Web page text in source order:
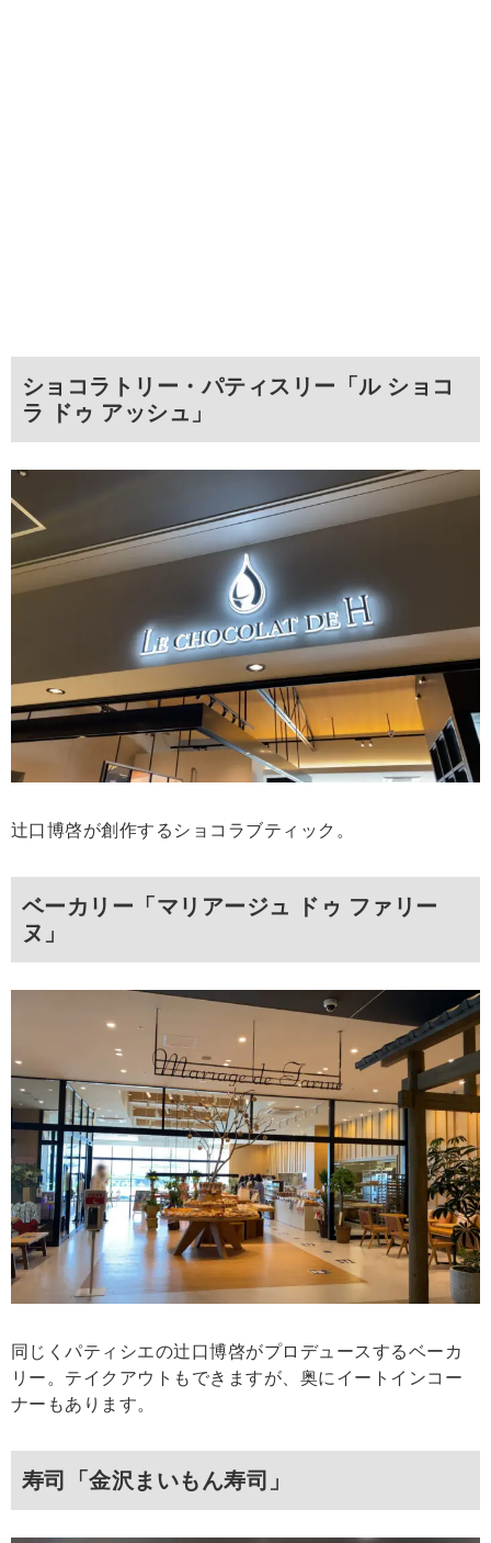
ショコラトリー・パティスリー「ル ショコ
ラ ドゥ アッシュ」
辻口博啓が創作するショコラブティック。
ベーカリー「マリアージュ ドゥ ファリー
ヌ」
同じくパティシエの辻口博啓がプロデュースするベーカ
リー。テイクアウトもできますが、奥にイートインコー
ナーもあります。
寿司「金沢まいもん寿司」